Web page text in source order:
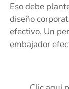
Eso debe
diseño
efectivo. Un
embajador